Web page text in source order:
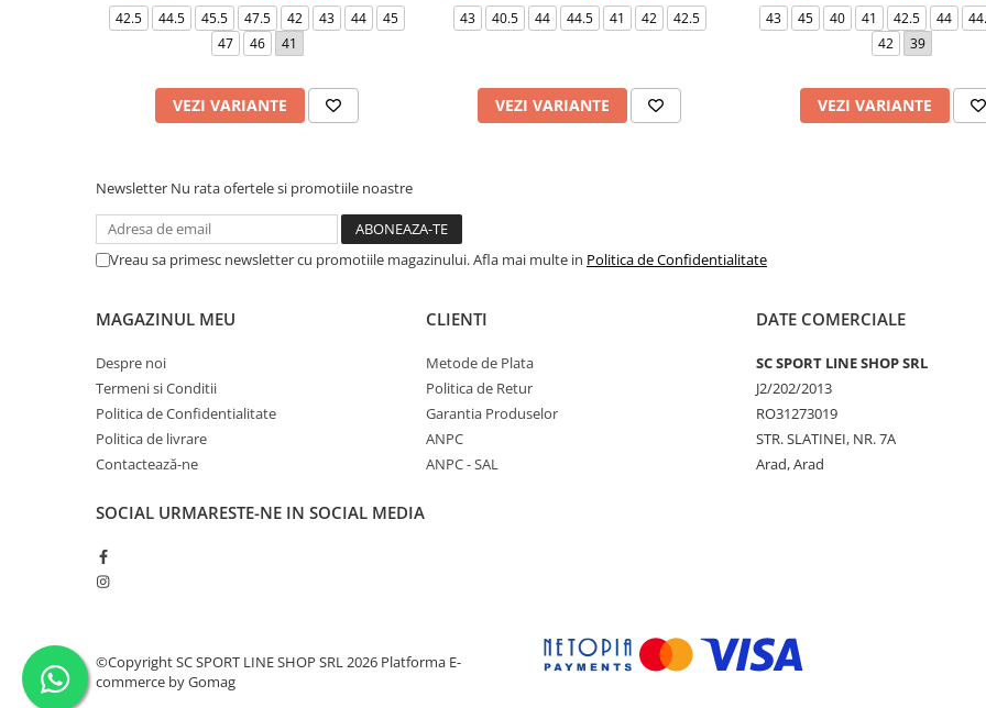
42.5 44.5 45.5 47.5 42 43 44
45
47
46 41
VEZI VARIANTE
43 40.5 44 44.5 41 42 42.5
VEZI VARIANTE
43 45 40 41 42.5 44
42
39
VEZI VARIANTE
Newsletter Nu rata ofertele si promotiile noastre
Vreau sa primesc newsletter cu promotiile magazinului. Afla mai multe in Politica de Confidentialitate
MAGAZINUL MEU
Despre noi
Termeni si Conditii
Politica de Confidentialitate
Politica de livrare
Contactează-ne
CLIENTI
Metode de Plata
Politica de Retur
Garantia Produselor
ANPC
ANPC - SAL
DATE COMERCIALE
SC SPORT LINE SHOP SRL
J2/202/2013
RO31273019
STR. SLATINEI, NR. 7A
Arad, Arad
SOCIAL URMARESTE-NE IN SOCIAL MEDIA
©Copyright SC SPORT LINE SHOP SRL 2026 Platforma E-
commerce by Gomag